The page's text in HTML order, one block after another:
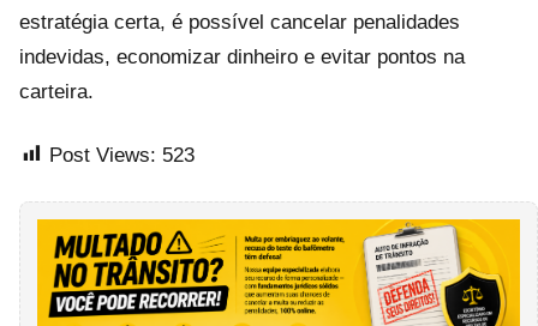
estratégia certa, é possível cancelar penalidades
indevidas, economizar dinheiro e evitar pontos na
carteira.
Post Views: 523